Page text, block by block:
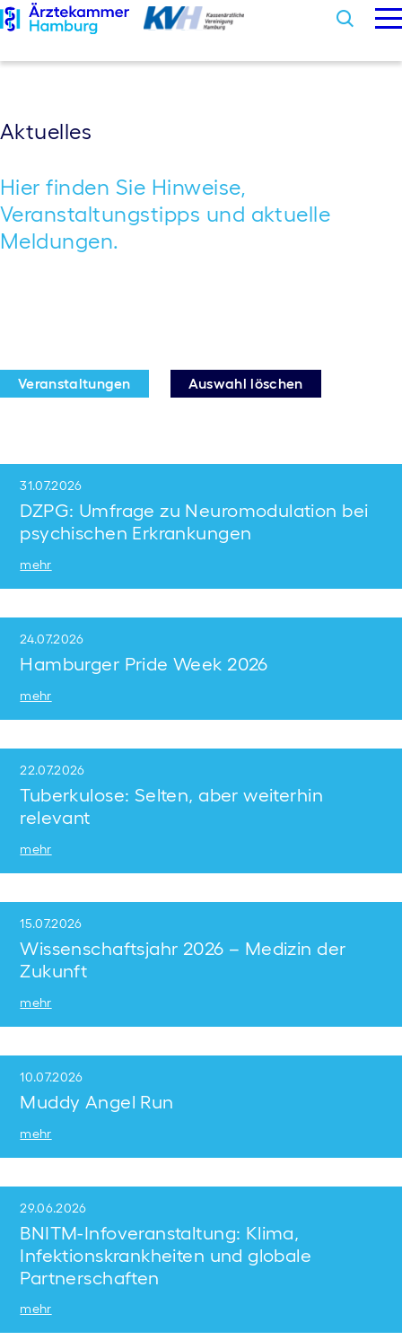
Arztsuche
Informationen
Aktuelles
Aktuelles
Hier finden Sie Hinweise,
Veranstaltungstipps und aktuelle
Meldungen.
Veranstaltungen Auswahl löschen
31.07.2026
DZPG: Umfrage zu Neuromodulation bei
psychischen Erkrankungen
mehr
24.07.2026
Hamburger Pride Week 2026
mehr
22.07.2026
Tuberkulose: Selten, aber weiterhin
relevant
mehr
15.07.2026
Wissenschaftsjahr 2026 – Medizin der
Zukunft
mehr
10.07.2026
Muddy Angel Run
mehr
29.06.2026
BNITM-Infoveranstaltung: Klima,
Infektionskrankheiten und globale
Partnerschaften
mehr